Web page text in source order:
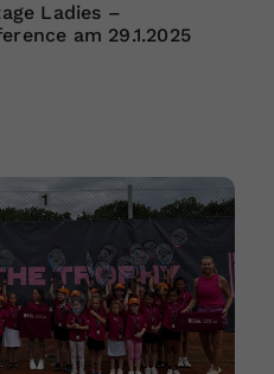
Ladies –
am 29.1.2025